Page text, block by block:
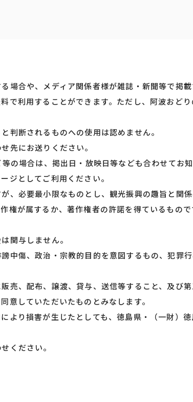
場合や、メディア関係者様が雑誌・新聞等で掲
で利用することができます。ただし、阿波おど
判断されるものへの使用は認めません。
先にお送りください。
場合は、掲出日・放映日等なども合わせてお知
ジとしてご利用ください。
、必要最小限なものとし、観光振興の趣旨と関
権が属するか、著作権者の許諾を得ているもの
関与しません。
中傷、政治・宗教的目的を意図するもの、犯罪
売、配布、譲渡、貸与、送信等すること、及び第
意していただいたものとみなします。
より損害が生じたとしても、徳島県・（一財）
ください。